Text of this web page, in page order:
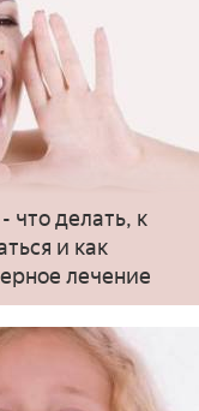
что делать, к
и как
лечение